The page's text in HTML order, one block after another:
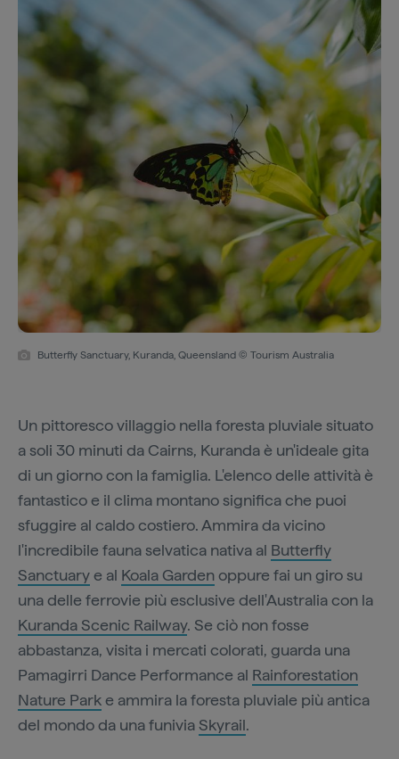
Butterfly Sanctuary, Kuranda, Queensland © Tourism Australia
Un pittoresco villaggio nella foresta pluviale situato
a soli 30 minuti da Cairns, Kuranda è un'ideale gita
di un giorno con la famiglia. L'elenco delle attività è
fantastico e il clima montano significa che puoi
sfuggire al caldo costiero. Ammira da vicino
l'incredibile fauna selvatica nativa al Butterfly
Sanctuarye al Koala Gardenoppure fai un giro su
una delle ferrovie più esclusive dell'Australia con la
Kuranda Scenic Railway. Se ciò non fosse
abbastanza, visita i mercati colorati, guarda una
Pamagirri Dance Performance al Rainforestation
Nature Parke ammira la foresta pluviale più antica
del mondo da una funiviaSkyrail.